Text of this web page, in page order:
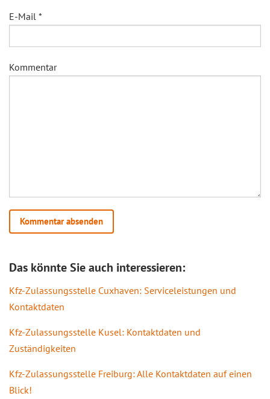
E-Mail *
Kommentar
Das könnte Sie auch interessieren:
Kfz-Zulassungsstelle Cuxhaven: Serviceleistungen und
Kontaktdaten
Kfz-Zulassungsstelle Kusel: Kontaktdaten und
Zuständigkeiten
Kfz-Zulassungsstelle Freiburg: Alle Kontaktdaten auf einen
Blick!